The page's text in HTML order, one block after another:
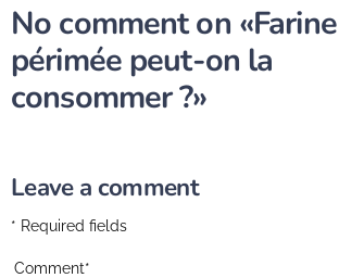
No comment on «Farine
périmée peut-on la
consommer ?»
Leave a comment
* Required fields
Comment*